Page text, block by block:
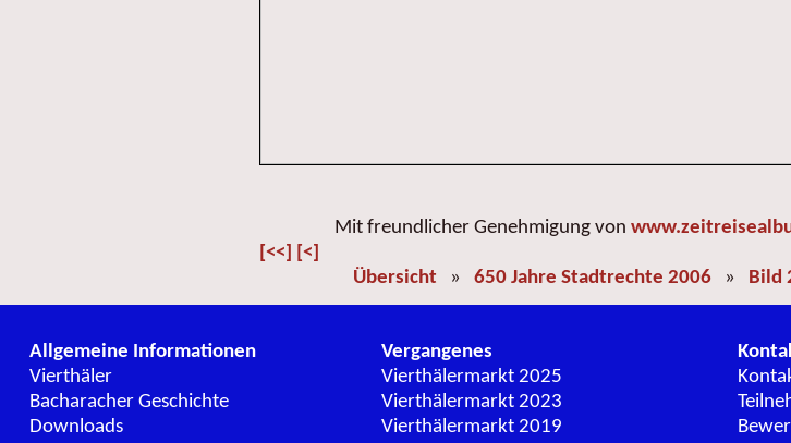
Mit freundlicher Genehmigung von
[<<] [<]
Übersicht » 650 Jahre Stadtrechte 2006 » Bild
Allgemeine Informationen
Vierthäler
Bacharacher Geschichte
Downloads
Vergangenes
Vierthälermarkt 2025
Vierthälermarkt 2023
Vierthälermarkt 2019